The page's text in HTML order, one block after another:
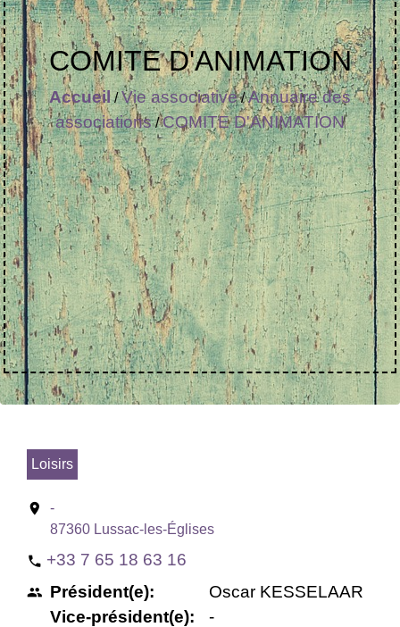
COMITE D'ANIMATION
Accueil/Vie associative/Annuaire des
associations/COMITE D'ANIMATION
Loisirs
location_on
-
87360 Lussac-les-Églises
phone +33 7 65 18 63 16
people Président(e):
Vice-président(e):
Oscar KESSELAAR
-